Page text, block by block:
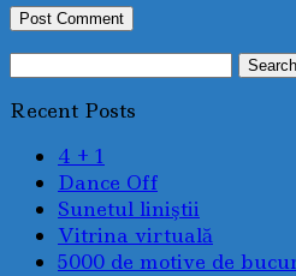
Search
Recent Posts
4 + 1
Dance Off
Sunetul liniştii
Vitrina virtuală
5000 de motive de